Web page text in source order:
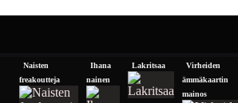
Naisten
freakoutteja
Ihana
nainen
Lakritsaa
Virheiden
ämmäkaartin
mainos